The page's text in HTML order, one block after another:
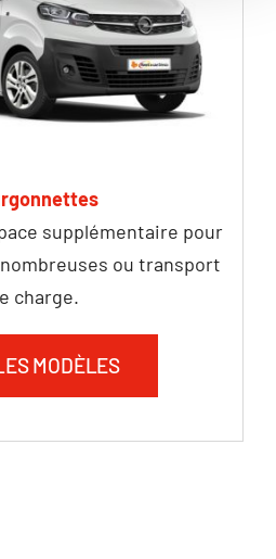
supplémentaire pour
ou transport
charge.
MODÈLES